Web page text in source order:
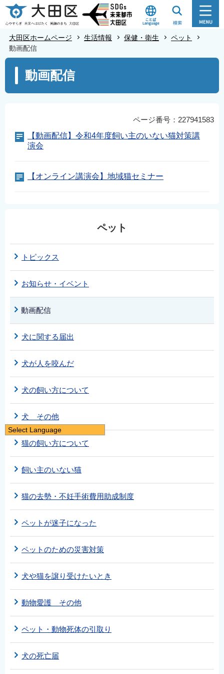
こ
の
ジ
大田区ホームページ 生活情報 保健・衛生
ペット
動画配信
こ
動画配信
ページ番号：227941583
【動画配信】令和4年度飼い主のいない猫対策講
演会
【オンライン講演会】地域猫セミナー
ペット
トピックス
お知らせ・イベント
動画配信
犬に関する届出
犬が人を咬んだ
犬の飼い方について
犬 その他
猫の飼い方について
飼い主のいない猫
猫の去勢・不妊手術費用助成制度
ペットが迷子になった
ペットのための災害対策
犬や猫を譲り受けたいとき
動物愛護 その他
ペット・動物死体の引取り
犬の死亡届
Select Language
日本語
English
简体中文
नेपाली
Filipino